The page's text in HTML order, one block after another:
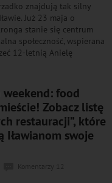
znajdują tak silny
Już 23 maja o
stanie się centrum
społeczność, wspierana
12-letnią Anielę
weekend: food
Zobacz listę
restauracji”, które
Iławianom swoje